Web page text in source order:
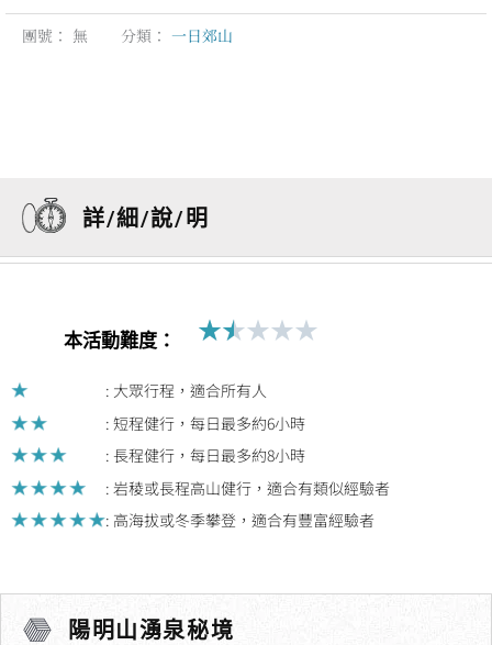
團號： 無 分類： 一日郊山
詳/細/說/明
本活動難度： ★★★★★
: 大眾行程，適合所有人
: 短程健行，每日最多約6小時
: 長程健行，每日最多約8小時
: 岩稜或長程高山健行，適合有類似經驗者
: 高海拔或冬季攀登，適合有豐富經驗者
陽明山湧泉秘境